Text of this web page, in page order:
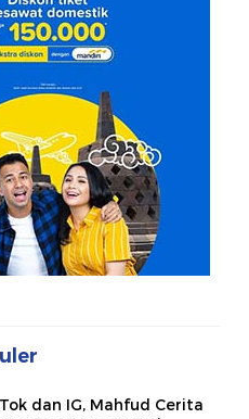
dan IG, Mahfud Cerita